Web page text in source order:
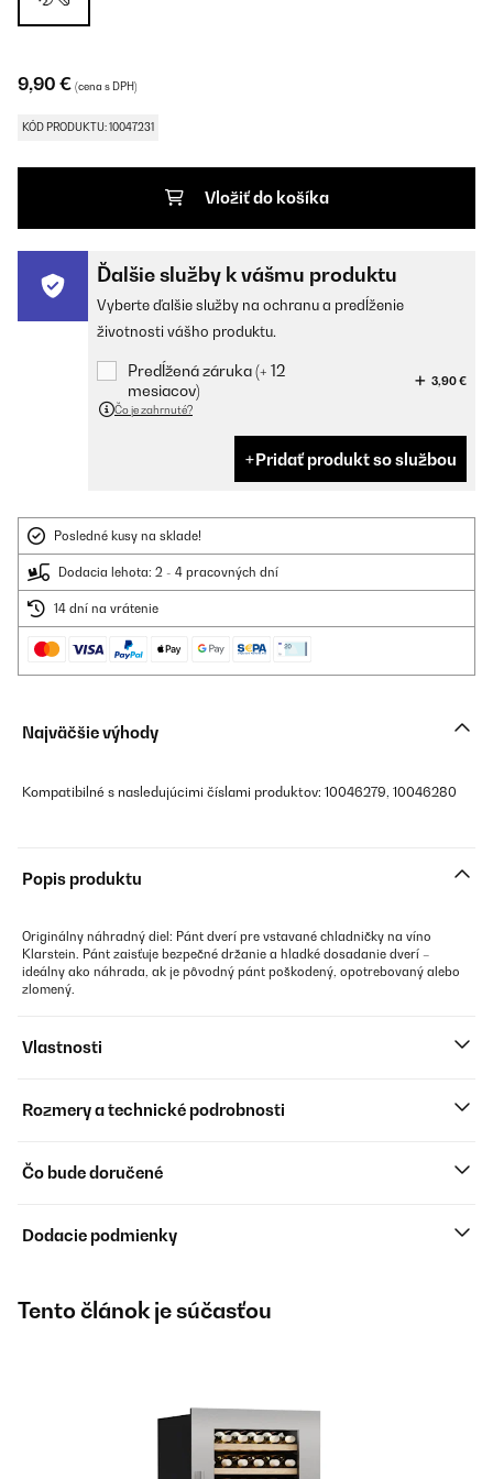
9,90 € (cena s DPH)
KÓD PRODUKTU: 10047231
Vložiť do košíka
Ďalšie služby k vášmu produktu
Vyberte ďalšie služby na ochranu a predĺženie
životnosti vášho produktu.
Predĺžená záruka (+ 12
mesiacov)
3,90 €
Čo je zahrnuté?
Pridať produkt so službou
Posledné kusy na sklade!
Dodacia lehota: 2 - 4 pracovných dní
14 dní na vrátenie
Najväčšie výhody
Kompatibilné s nasledujúcimi číslami produktov: 10046279, 10046280
Popis produktu
Originálny náhradný diel: Pánt dverí pre vstavané chladničky na víno
Klarstein. Pánt zaisťuje bezpečné držanie a hladké dosadanie dverí –
ideálny ako náhrada, ak je pôvodný pánt poškodený, opotrebovaný alebo
zlomený.
Vlastnosti
Rozmery a technické podrobnosti
Čo bude doručené
Dodacie podmienky
Tento článok je súčasťou